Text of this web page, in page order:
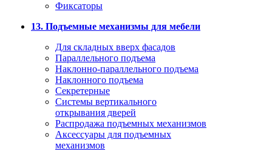
Фиксаторы
13. Подъемные механизмы для мебели
Для складных вверх фасадов
Параллельного подъема
Наклонно-параллельного подъема
Наклонного подъема
Секретерные
Системы вертикального
открывания дверей
Распродажа подъемных механизмов
Аксессуары для подъемных
механизмов